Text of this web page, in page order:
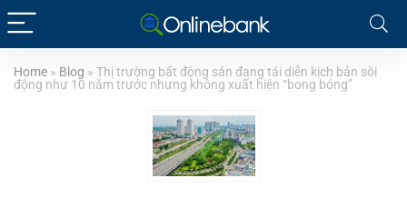
Home » Blog » Thị trường bất động sản đang tái diễn kịch bản sôi
động như 10 năm trước nhưng không xuất hiện “bong bóng”